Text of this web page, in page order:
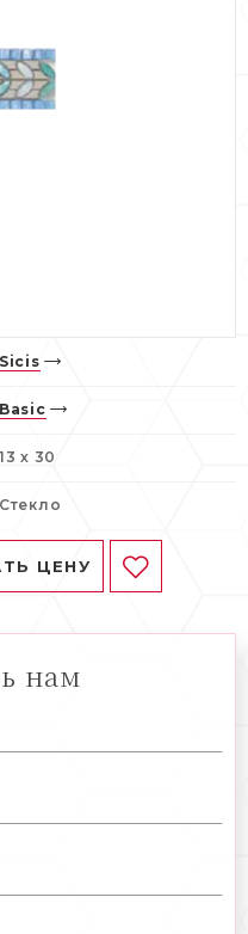
Sicis
Basic
13 x 30
Стекло
ЦЕНУ
нам